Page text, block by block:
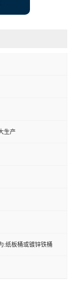
生产
:纸板桶或镀锌铁桶